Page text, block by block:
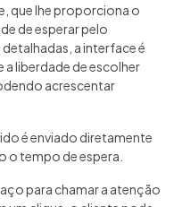
que lhe proporciona o
de esperar pelo
a interface é
liberdade de escolher
acrescentar
é enviado diretamente
o tempo de espera.
para chamar a atenção